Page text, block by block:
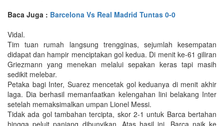
Baca Juga : Barcelona Vs Real Madrid Tuntas 0-0
Vidal.
Tim tuan rumah langsung trengginas, sejumlah kesempatan
didapat dan hampir menciptakan gol kedua. Di menit ke-61 giliran
Griezmann yang menekan melalui sepakan keras tapi masih
sedikit melebar.
Petaka bagi Inter, Suarez mencetak gol keduanya di menit akhir
laga. Dia berhasil memanfaatkan kelengahan lini belakang Inter
setelah memaksimalkan umpan Lionel Messi.
Tidak ada gol tambahan tercipta, skor 2-1 untuk Barca bertahan
hingga peluit panjang dibunyikan. Atas hasil ini, Barca naik ke